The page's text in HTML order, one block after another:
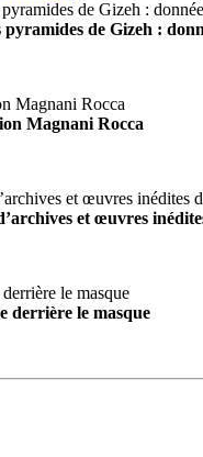
de Gizeh :
Magnani Rocca
et œuvres
derrière le masque